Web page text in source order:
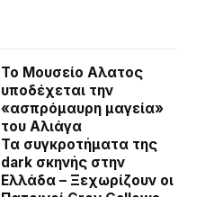
Το Μουσείο Αλατος
υποδέχεται την
«ασπρόμαυρη μαγεία»
του Αλιάγα
Τα συγκροτήματα της
dark σκηνής στην
Ελλάδα – Ξεχωρίζουν οι